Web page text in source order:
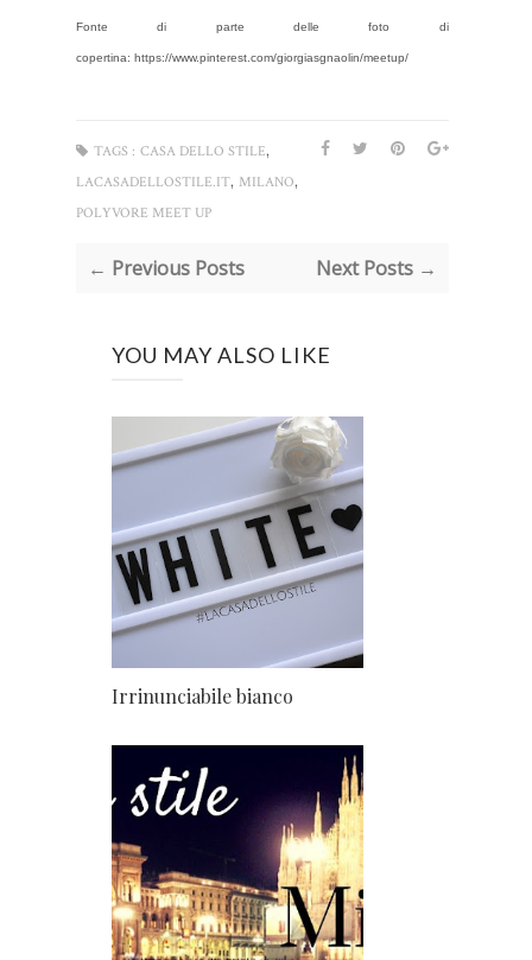
Fonte di parte delle foto di
copertina: https://www.pinterest.com/giorgiasgnaolin/meetup/
TAGS : CASA DELLO STILE,
LACASADELLOSTILE.IT, MILANO,
POLYVORE MEET UP
← Previous Posts Next Posts →
YOU MAY ALSO LIKE
Irrinunciabile bianco